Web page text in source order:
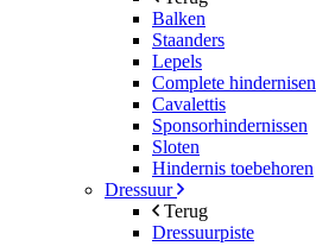
Balken
Staanders
Lepels
Complete hindernisen
Cavalettis
Sponsorhindernissen
Sloten
Hindernis toebehoren
Dressuur
Terug
Dressuurpiste